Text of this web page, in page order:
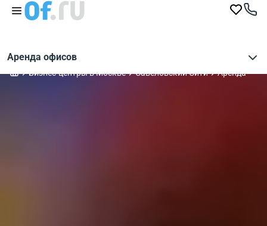
Аренда офисов
Бизнес-центры в Москве Савеловский Сити Аренда